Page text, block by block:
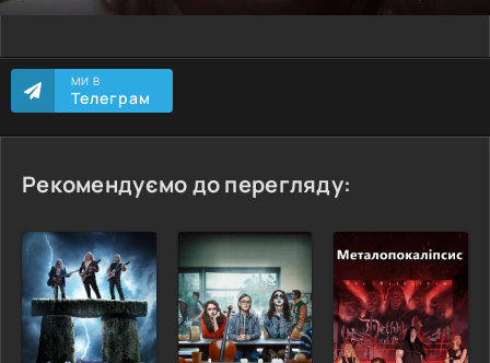
МИ В
Телеграм
Рекомендуємо до перегляду: